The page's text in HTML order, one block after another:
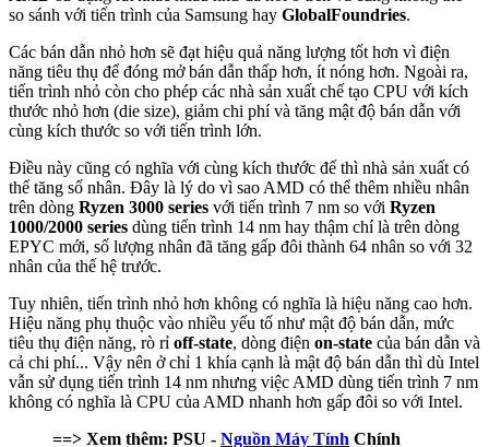
so sánh với tiến trình của Samsung hay GlobalFoundries.
Các bán dẫn nhỏ hơn sẽ đạt hiệu quả năng lượng tốt hơn vì điện
năng tiêu thụ để đóng mở bán dẫn thấp hơn, ít nóng hơn. Ngoài ra,
tiến trình nhỏ còn cho phép các nhà sản xuất chế tạo CPU với kích
thước nhỏ hơn (die size), giảm chi phí và tăng mật độ bán dẫn với
cùng kích thước so với tiến trình lớn.
Điều này cũng có nghĩa với cùng kích thước đế thì nhà sản xuất có
thể tăng số nhân. Đây là lý do vì sao AMD có thể thêm nhiều nhân
trên dòng Ryzen 3000 series với tiến trình 7 nm so với Ryzen
1000/2000 series dùng tiến trình 14 nm hay thậm chí là trên dòng
EPYC mới, số lượng nhân đã tăng gấp đôi thành 64 nhân so với 32
nhân của thế hệ trước.
Tuy nhiên, tiến trình nhỏ hơn không có nghĩa là hiệu năng cao hơn.
Hiệu năng phụ thuộc vào nhiều yếu tố như mật độ bán dẫn, mức
tiêu thụ điện năng, rò rỉ off-state, dòng điện on-state của bán dẫn và
cả chi phí... Vậy nên ở chỉ 1 khía cạnh là mật độ bán dẫn thì dù Intel
vẫn sử dụng tiến trình 14 nm nhưng việc AMD dùng tiến trình 7 nm
không có nghĩa là CPU của AMD nhanh hơn gấp đôi so với Intel.
==> Xem thêm: PSU - Nguồn Máy Tính Chính